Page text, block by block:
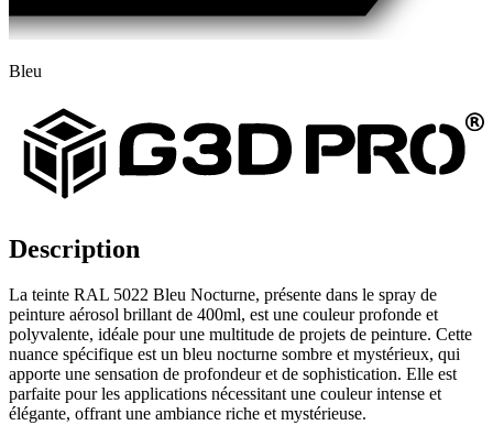
Bleu
Description
La teinte RAL 5022 Bleu Nocturne, présente dans le spray de
peinture aérosol brillant de 400ml, est une couleur profonde et
polyvalente, idéale pour une multitude de projets de peinture. Cette
nuance spécifique est un bleu nocturne sombre et mystérieux, qui
apporte une sensation de profondeur et de sophistication. Elle est
parfaite pour les applications nécessitant une couleur intense et
élégante, offrant une ambiance riche et mystérieuse.